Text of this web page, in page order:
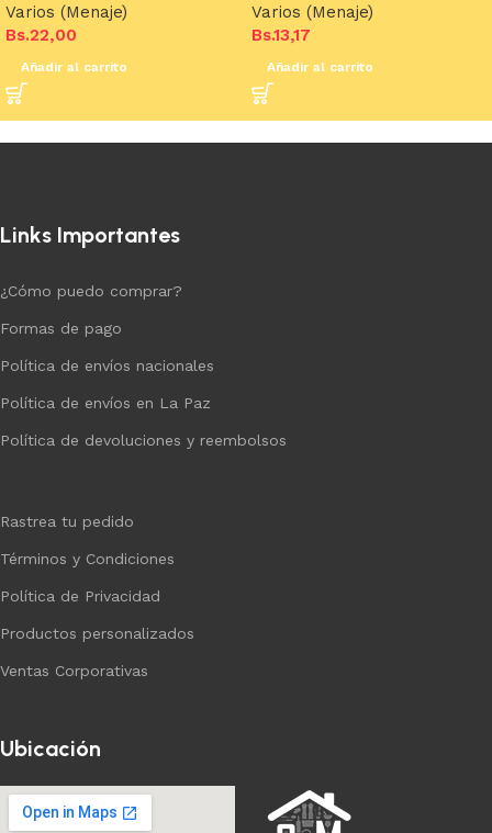
Varios (Menaje)
Bs.22,00
Añadir al carrito
Varios (Menaje)
Bs.13,17
Añadir al carrito
Links Importantes
¿Cómo puedo comprar?
Formas de pago
Política de envíos nacionales
Política de envíos en La Paz
Política de devoluciones y reembolsos
Rastrea tu pedido
Términos y Condiciones
Política de Privacidad
Productos personalizados
Ventas Corporativas
Ubicación